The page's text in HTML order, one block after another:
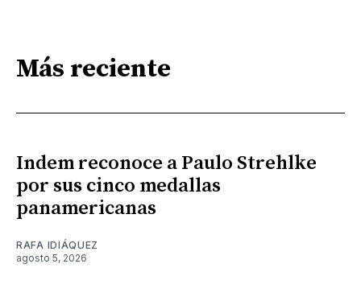
Más reciente
Indem reconoce a Paulo Strehlke
por sus cinco medallas
panamericanas
RAFA IDIÁQUEZ
agosto 5, 2026